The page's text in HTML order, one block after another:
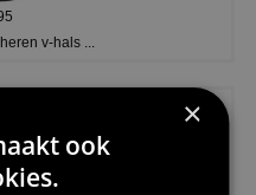
v-hals ...
×
ook